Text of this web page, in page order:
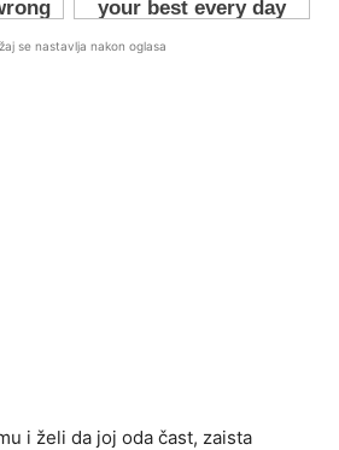
se nastavlja nakon oglasa
i želi da joj oda čast, zaista